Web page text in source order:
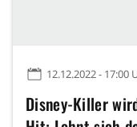
12.12.2022 - 17:00
Disney-Killer